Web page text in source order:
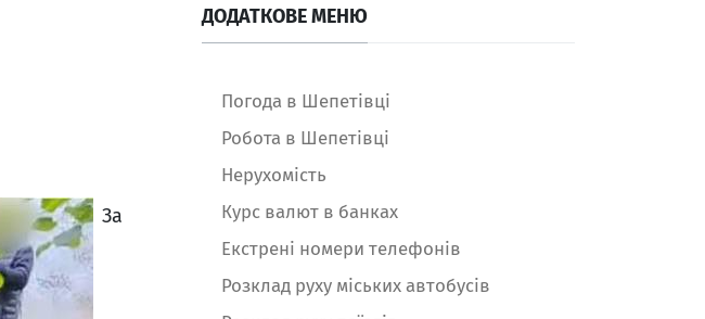
За
ДОДАТКОВЕ МЕНЮ
Погода в Шепетівці
Робота в Шепетівці
Нерухомість
Курс валют в банках
Екстрені номери телефонів
Розклад руху міських автобусів